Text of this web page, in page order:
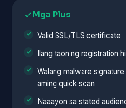
Mga Plus
Valid SSL/TLS certificate
Ilang taon ng registration
Walang malware
aming quick scan
Naaayon sa stated